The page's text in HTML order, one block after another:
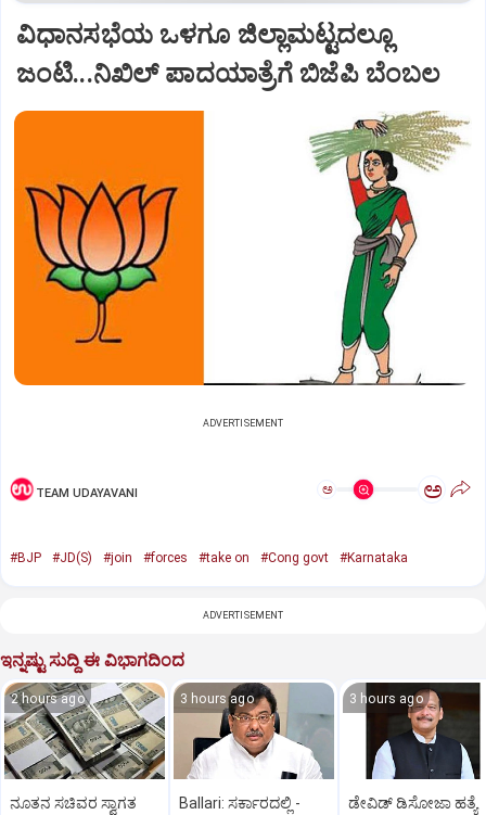
ವಿಧಾನಸಭೆಯ ಒಳಗೂ ಜಿಲ್ಲಾಮಟ್ಟದಲ್ಲೂ
ಜಂಟಿ...ನಿಖಿಲ್‌ ಪಾದಯಾತ್ರೆಗೆ ಬಿಜೆಪಿ ಬೆಂಬಲ
ADVERTISEMENT
TEAM UDAYAVANI ಅ ಅ
#BJP #JD(S) #join #forces #take on #Cong govt #Karnataka
ADVERTISEMENT
ಇನ್ನಷ್ಟು ಸುದ್ದಿ ಈ ವಿಭಾಗದಿಂದ
2 hours ago
ನೂತನ ಸಚಿವರ ಸ್ವಾಗತ
3 hours ago
Ballari: ಸರ್ಕಾರದಲ್ಲಿ -
3 hours ago
ಡೇವಿಡ್ ಡಿಸೋಜಾ ಹತ್ಯೆ